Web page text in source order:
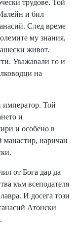
трудове. Той
и бил
След време
му знания,
живот.
Уважавали го и
на
Той
и
и особено в
манастир, наричан
от Бога дар да
към всеподателя
И досега този
Атонски